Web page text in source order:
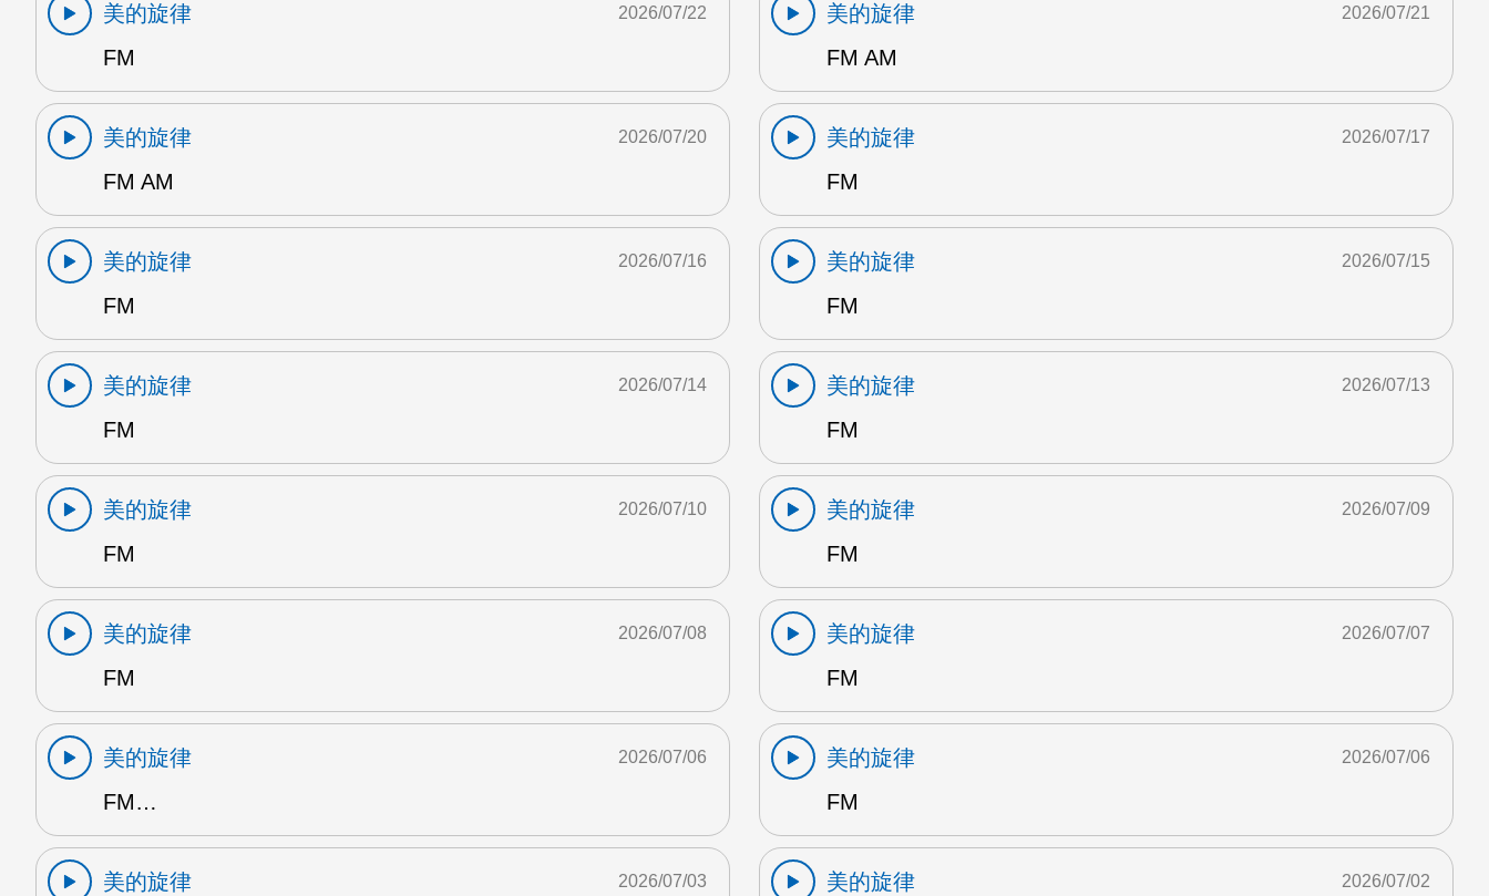
美的旋律
FM
2026/07/22
美的旋律
FM AM
2026/07/21
美的旋律
FM AM
2026/07/20
美的旋律
FM
2026/07/17
美的旋律
FM
2026/07/16
美的旋律
FM
2026/07/15
美的旋律
FM
2026/07/14
美的旋律
FM
2026/07/13
美的旋律
FM
2026/07/10
美的旋律
FM
2026/07/09
美的旋律
FM
2026/07/08
美的旋律
FM
2026/07/07
美的旋律
FM…
2026/07/06
美的旋律
FM
2026/07/06
美的旋律
2026/07/03
美的旋律
2026/07/02